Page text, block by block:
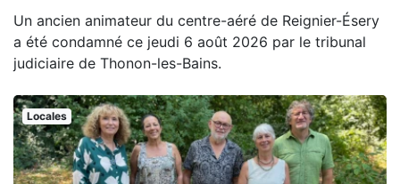
Un ancien animateur du centre-aéré de Reignier-Ésery
a été condamné ce jeudi 6 août 2026 par le tribunal
judiciaire de Thonon-les-Bains.
Locales